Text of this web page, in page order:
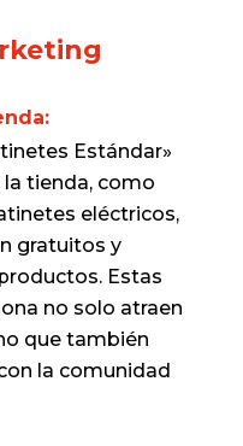
Estándar»
tienda, como
eléctricos,
gratuitos y
Estas
no solo atraen
que también
la comunidad